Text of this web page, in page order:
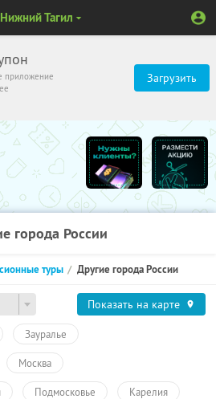
приложение
Загрузить
Нижний Тагил
города России
туры Другие города России
Показать на карте
Зауралье
Москва
Подмосковье Карелия